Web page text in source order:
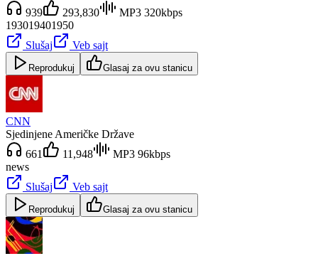
939
293,830
MP3 320kbps
193019401950
Slušaj
Veb sajt
Reprodukuj Glasaj za ovu stanicu
CNN
Sjedinjene Američke Države
661
11,948
MP3 96kbps
news
Slušaj
Veb sajt
Reprodukuj Glasaj za ovu stanicu